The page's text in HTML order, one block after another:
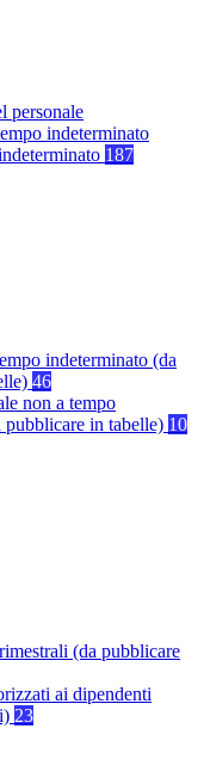
personale
indeterminato
187
indeterminato (da
46
non a tempo
pubblicare in tabelle) 10
(da pubblicare
ai dipendenti
23